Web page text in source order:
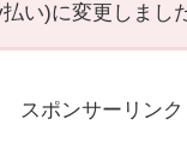
い)に変更しまし
スポンサーリンク